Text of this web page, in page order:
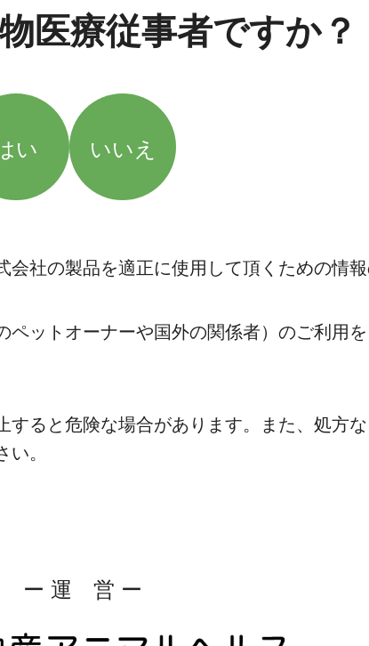
医療従事者ですか？
い いいえ
社の製品を適正に使用して頂くための情報
ットオーナーや国外の関係者）のご利用
ると危険な場合があります。また、処方
。
ー 運 営 ー